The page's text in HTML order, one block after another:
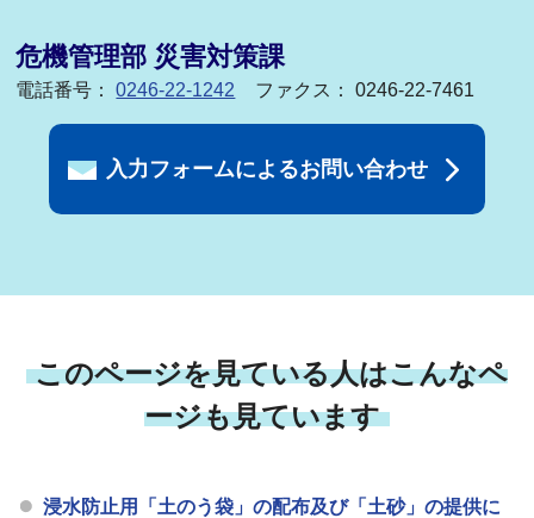
危機管理部 災害対策課
電話番号：0246-22-1242 ファクス： 0246-22-7461
入力フォームによるお問い合わせ
このページを見ている人はこんなペ
ージも見ています
浸水防止用「土のう袋」の配布及び「土砂」の提供に